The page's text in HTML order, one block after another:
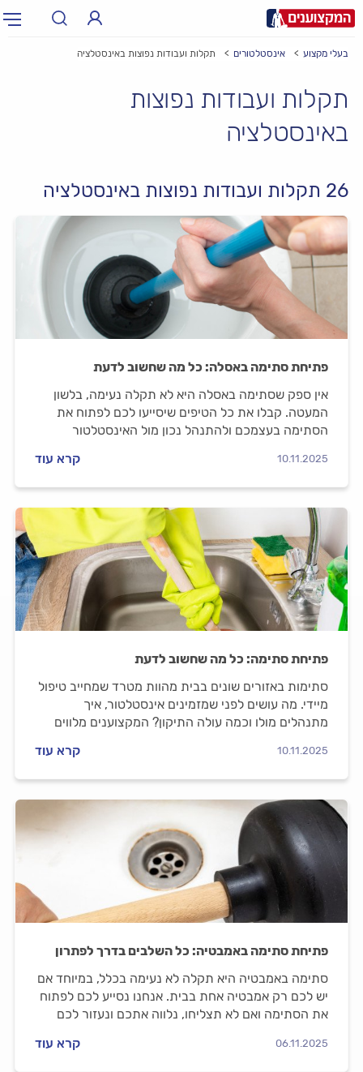
עיר תל אביב, חיפה…
בעלי מקצוע אינסטלטורים תקלות ועבודות נפוצות באינסטלציה
תקלות ועבודות נפוצות
באינסטלציה
26 תקלות ועבודות נפוצות באינסטלציה
פתיחת סתימה באסלה: כל מה שחשוב לדעת
אין ספק שסתימה באסלה היא לא תקלה נעימה, בלשון
המעטה. קבלו את כל הטיפים שיסייעו לכם לפתוח את
הסתימה בעצמכם ולהתנהל נכון מול האינסטלטור
10.11.2025 קרא עוד
פתיחת סתימה: כל מה שחשוב לדעת
סתימות באזורים שונים בבית מהוות מטרד שמחייב טיפול
מיידי. מה עושים לפני שמזמינים אינסטלטור, איך
מתנהלים מולו וכמה עולה התיקון? המקצוענים מלווים
10.11.2025 קרא עוד
פתיחת סתימה באמבטיה: כל השלבים בדרך לפתרון
סתימה באמבטיה היא תקלה לא נעימה בכלל, במיוחד אם
יש לכם רק אמבטיה אחת בבית. אנחנו נסייע לכם לפתוח
את הסתימה ואם לא תצליחו, נלווה אתכם ונעזור לכם
06.11.2025 קרא עוד